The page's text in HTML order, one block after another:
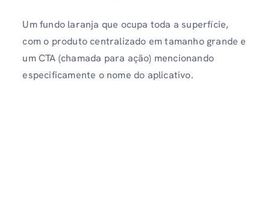
Um fundo laranja que ocupa toda a superfície,
com o produto centralizado em tamanho grande e
um CTA (chamada para ação) mencionando
especificamente o nome do aplicativo.